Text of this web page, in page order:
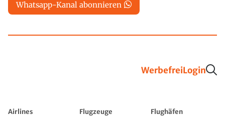
Whatsapp-Kanal abonnieren
WerbefreiLogin
Airlines Flugzeuge
Flughäfen